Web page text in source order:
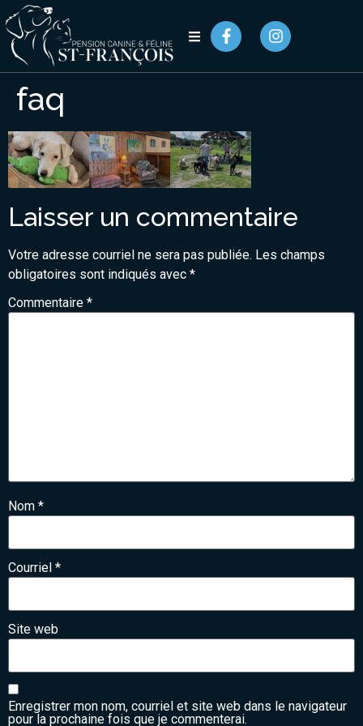
faq
Laisser un commentaire
Votre adresse courriel ne sera pas publiée. Les champs
obligatoires sont indiqués avec *
Commentaire *
Nom *
Courriel *
Site web
Enregistrer mon nom, courriel et site web dans le navigateur
pour la prochaine fois que je commenterai.